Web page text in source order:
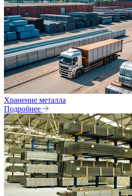
Хранение металла
Подробнее